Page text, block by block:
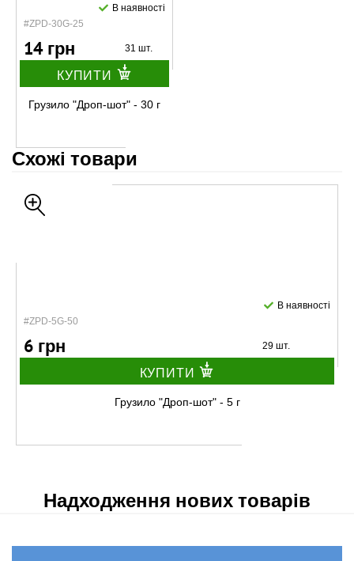
#ZPD-30G-25
В наявності
14 грн 31 шт.
КУПИТИ
Грузило "Дроп-шот" - 30 г
Схожі товари
#ZPD-5G-50
В наявності
6 грн 29 шт.
КУПИТИ
Грузило "Дроп-шот" - 5 г
Надходження нових товарів